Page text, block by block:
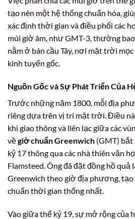
tạo nên một hệ thống chuẩn hóa,
xác định thời gian và điều phối các
múi giờ âm, như GMT-3, thường
nằm ở bán cầu Tây, nơi mặt trời
kinh tuyến gốc.
Nguồn Gốc và Sự Phát Triển Của
Trước những năm 1800, mỗi địa
riêng dựa trên vị trí mặt trời. Điều
khi giao thông và liên lạc giữa các
vềgiờ chuẩn Greenwich (GMT)
kỷ 17 thông qua các nhà thiên văn
Flamsteed. Ông đã đặt đồng hồ quả
Greenwich theo giờ địa phương,
chuẩn thời gian thống nhất.
Vào giữa thế kỷ 19, sự mở rộng của